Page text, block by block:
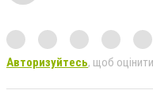
Авторизуйтесь, щоб оцінити